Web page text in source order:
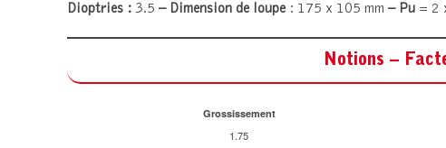
Dioptries : 3.5 – Dimension de loupe: 175 x 105 mm – Pu= 2
Notions –
Grossissement
1.75